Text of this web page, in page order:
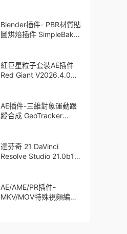
Blender插件- PBR材質貼
圖烘焙插件 SimpleBake
紅巨星粒子套裝AE插件
Red Giant V2026.4.0
Bullet + VFX Suit
AE插件-三維對象運動跟
蹤合成 GeoTracker
達芬奇 21 DaVinci
Resolve Studio 21.0b1
AE/AME/PR插件-
MKV/MOV特殊視頻編碼